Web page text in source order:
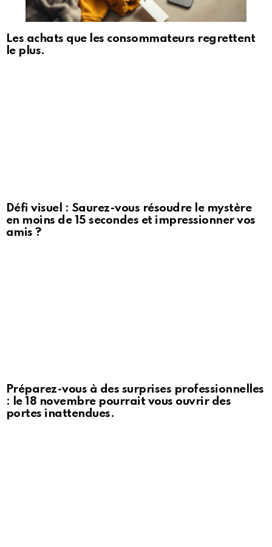
Les achats que les consommateurs regrettent
le plus.
Défi visuel : Saurez-vous résoudre le mystère
en moins de 15 secondes et impressionner vos
amis ?
Préparez-vous à des surprises professionnelles
: le 18 novembre pourrait vous ouvrir des
portes inattendues.